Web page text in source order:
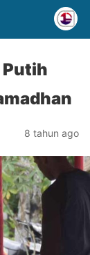
8 tahun ago